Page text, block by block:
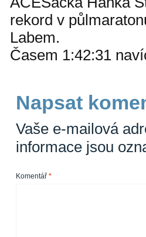
rekord v
Labem.
Časem 1:42:31
Napsat
Vaše e-mailová
informace jsou
Komentář *